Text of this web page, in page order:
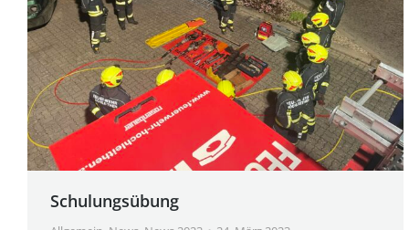
Schulungsübung